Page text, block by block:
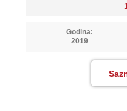
Godina:
2019